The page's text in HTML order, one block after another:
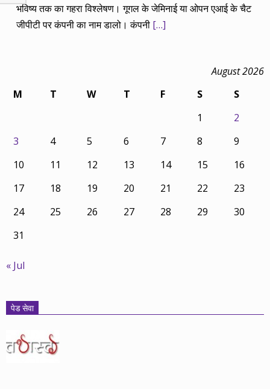
भविष्य तक का गहरा विश्लेषण। गूगल के जेमिनाई या ओपन एआई के चैट
जीपीटी पर कंपनी का नाम डालो। कंपनी […]
August 2026
M
T W T F S
S
1
2
3
4 5 6 7 8
9
10
11 12 13 14 15
16
17
18 19 20 21 22
23
24
25 26 27 28 29
30
31
« Jul
पेड सेवा